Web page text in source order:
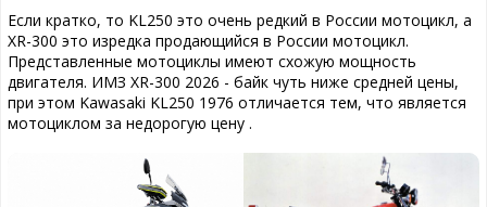
Если кратко, то KL250 это очень редкий в России мотоцикл, а
XR-300 это изредка продающийся в России мотоцикл.
Представленные мотоциклы имеют схожую мощность
двигателя. ИМЗ XR-300 2026 - байк чуть ниже средней цены,
при этом Kawasaki KL250 1976 отличается тем, что является
мотоциклом за недорогую цену .